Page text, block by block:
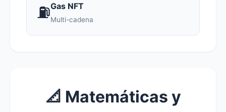
⛽Gas NFT
Multi-cadena
📐 Matemáticas y